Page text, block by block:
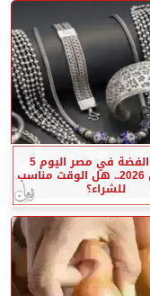
أسعار الفضة في مصر اليوم 5
أغسطس 2026.. هل الوقت مناسب
للشراء؟